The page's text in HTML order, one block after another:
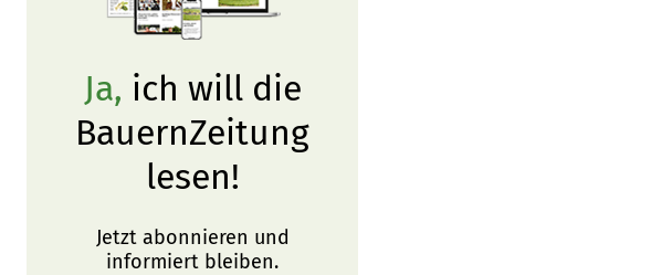
Ja, ich will die
BauernZeitung
lesen!
Jetzt abonnieren und
informiert bleiben.